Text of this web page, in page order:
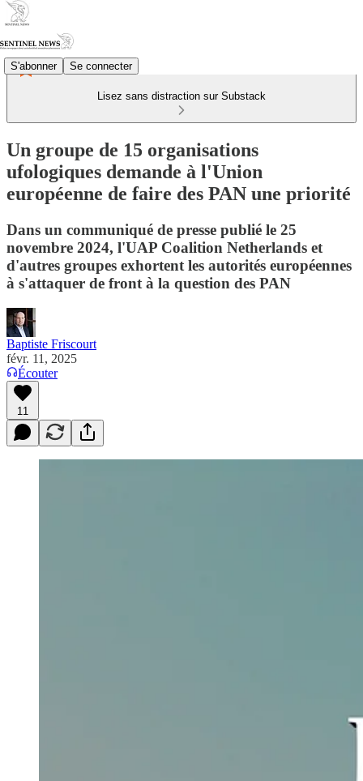
S'abonner Se connecter
Lisez sans distraction sur Substack
Un groupe de 15 organisations
ufologiques demande à l'Union
européenne de faire des PAN une priorité
Dans un communiqué de presse publié le 25
novembre 2024, l'UAP Coalition Netherlands et
d'autres groupes exhortent les autorités européennes
à s'attaquer de front à la question des PAN
Baptiste Friscourt
févr. 11, 2025
Écouter
11